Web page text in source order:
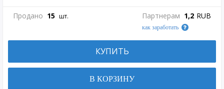
Продано 15 шт. Партнерам 1,2 RUB
как заработать
КУПИТЬ
В КОРЗИНУ